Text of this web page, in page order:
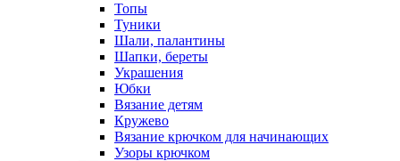
Топы
Туники
Шали, палантины
Шапки, береты
Украшения
Юбки
Вязание детям
Кружево
Вязание крючком для начинающих
Узоры крючком